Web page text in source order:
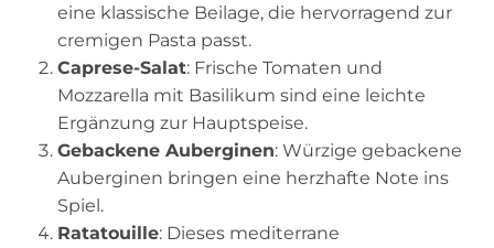
eine klassische Beilage, die hervorragend zur
cremigen Pasta passt.
Caprese-Salat: Frische Tomaten und
Mozzarella mit Basilikum sind eine leichte
Ergänzung zur Hauptspeise.
Gebackene Auberginen: Würzige gebackene
Auberginen bringen eine herzhafte Note ins
Spiel.
Ratatouille: Dieses mediterrane